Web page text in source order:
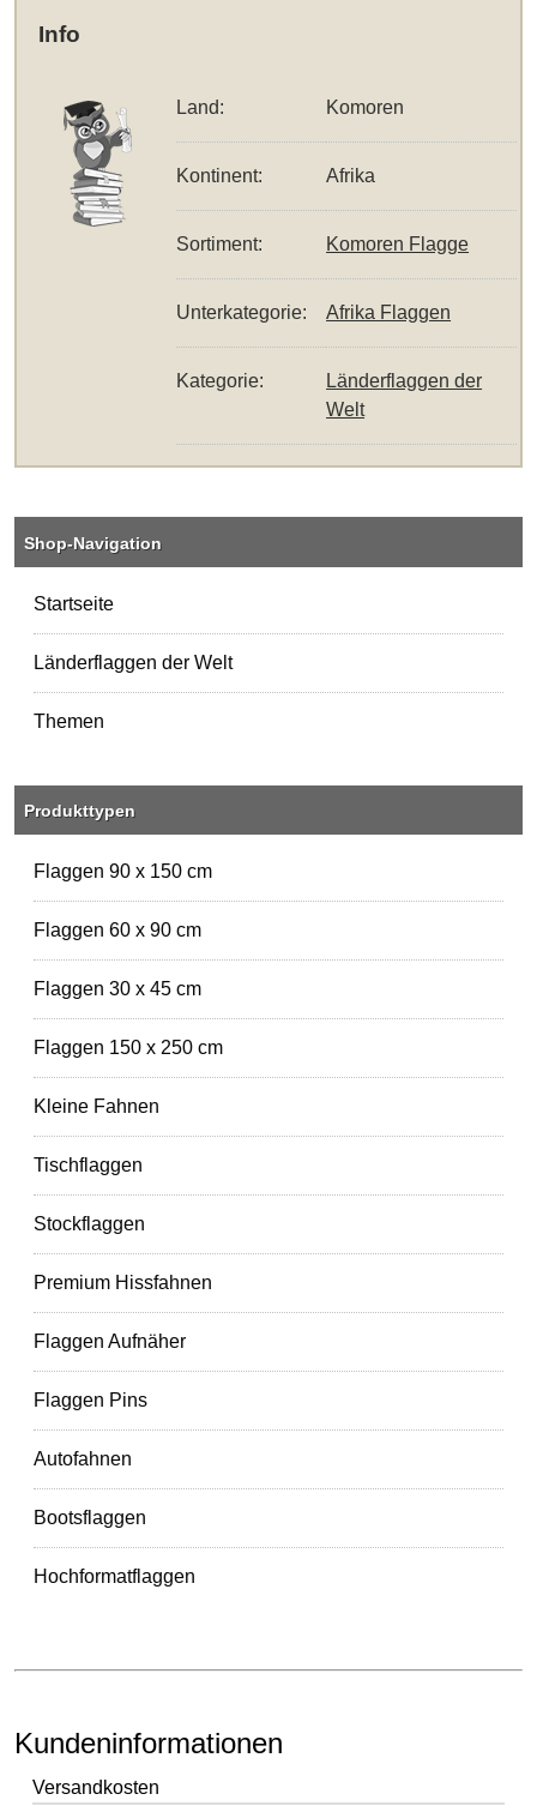
Info
Land: Komoren
Kontinent: Afrika
Sortiment: Komoren Flagge
Unterkategorie: Afrika Flaggen
Kategorie:
Länderflaggen der
Welt
Shop-Navigation
Startseite
Länderflaggen der Welt
Themen
Produkttypen
Flaggen 90 x 150 cm
Flaggen 60 x 90 cm
Flaggen 30 x 45 cm
Flaggen 150 x 250 cm
Kleine Fahnen
Tischflaggen
Stockflaggen
Premium Hissfahnen
Flaggen Aufnäher
Flaggen Pins
Autofahnen
Bootsflaggen
Hochformatflaggen
Kundeninformationen
Versandkosten